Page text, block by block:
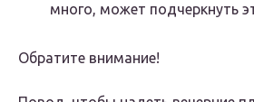
много, может подчеркнуть
Обратите внимание!